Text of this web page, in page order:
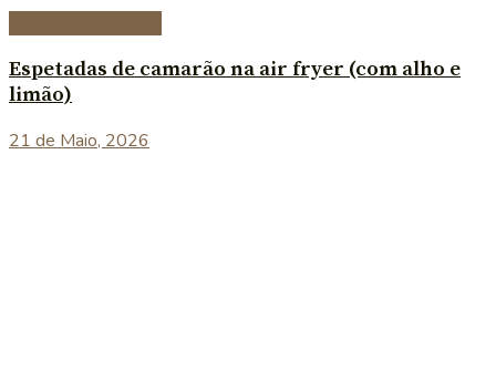
Espetadas de camarão na air fryer (com alho e
limão)
21 de Maio, 2026